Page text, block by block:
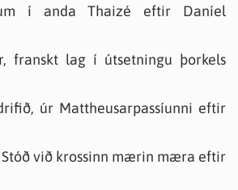
í anda Thaizé eftir Daníel
franskt lag í útsetningu þorkels
úr Mattheusarpassíunni eftir
við krossinn mærin mæra eftir